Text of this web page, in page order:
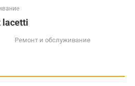
lacetti
Ремонт и обслуживание